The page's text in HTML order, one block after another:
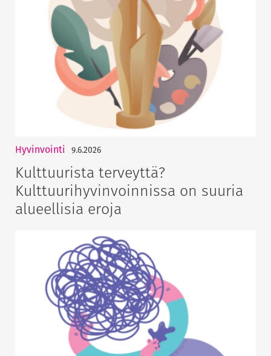
Hyvinvointi 9.6.2026
Kulttuurista terveyttä?
Kulttuurihyvinvoinnissa on suuria
alueellisia eroja